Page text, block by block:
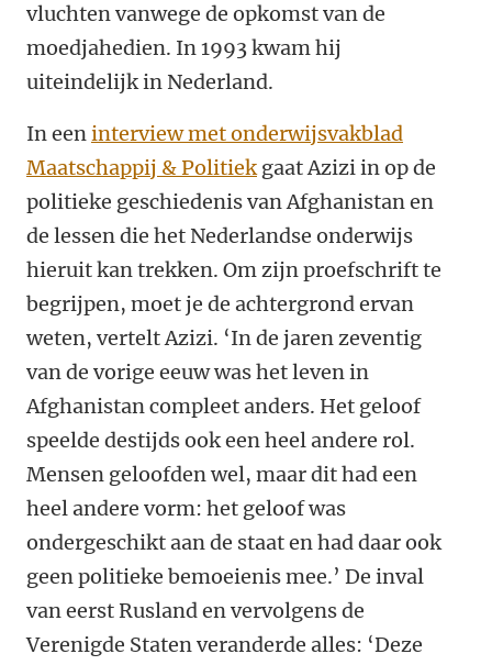
vluchten vanwege de opkomst van de
moedjahedien. In 1993 kwam hij
uiteindelijk in Nederland.
In eeninterview met onderwijsvakblad
Maatschappij & Politiekgaat Azizi in op de
politieke geschiedenis van Afghanistan en
de lessen die het Nederlandse onderwijs
hieruit kan trekken. Om zijn proefschrift te
begrijpen, moet je de achtergrond ervan
weten, vertelt Azizi. ‘In de jaren zeventig
van de vorige eeuw was het leven in
Afghanistan compleet anders. Het geloof
speelde destijds ook een heel andere rol.
Mensen geloofden wel, maar dit had een
heel andere vorm: het geloof was
ondergeschikt aan de staat en had daar ook
geen politieke bemoeienis mee.’ De inval
van eerst Rusland en vervolgens de
Verenigde Staten veranderde alles: ‘Deze